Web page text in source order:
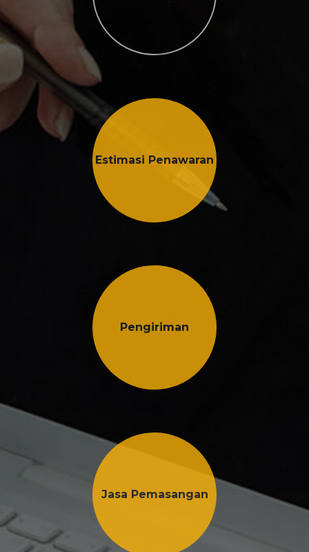
Estimasi Penawaran
Pengiriman
Jasa Pemasangan